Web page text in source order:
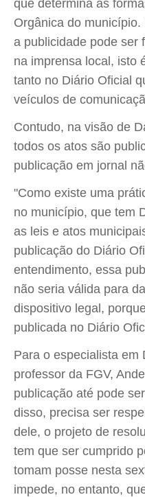
que determina as
Orgânica do
a publicidade pode ser
na imprensa local, isto
tanto no Diário Oficial
veículos de
Contudo, na visão de
todos os atos são
publicação em jornal
"Como existe uma
no município, que tem
as leis e atos
publicação do Diário
entendimento, essa
não seria válida para
dispositivo legal,
publicada no Diário
Para o especialista em
professor da FGV,
publicação até pode
disso, precisa ser
dele, o projeto de
tem que ser cumprido
tomam posse nesta
impede, no entanto,